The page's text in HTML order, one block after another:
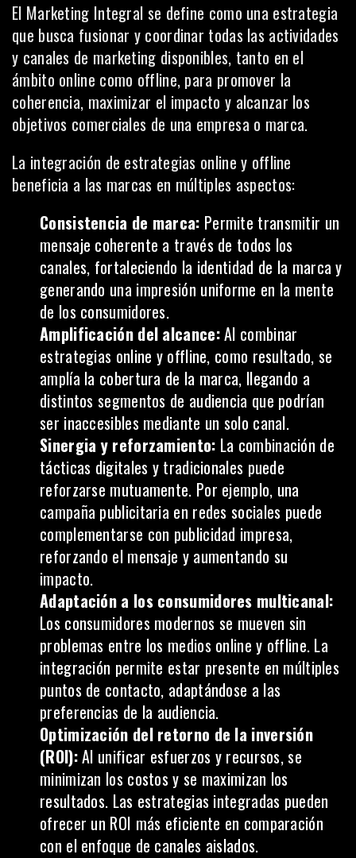
El Marketing Integral se define como una estrategia
que busca fusionar y coordinar todas las actividades
y canales de marketing disponibles, tanto en el
ámbito online como offline, para promover la
coherencia, maximizar el impacto y alcanzar los
objetivos comerciales de una empresa o marca.
La integración de estrategias online y offline
beneficia a las marcas en múltiples aspectos:
Consistencia de marca: Permite transmitir un
mensaje coherente a través de todos los
canales, fortaleciendo la identidad de la marcay
generando una impresión uniforme en la mente
de los consumidores.
Amplificación del alcance:Al combinar
estrategias online y offline, como resultado, se
amplía la cobertura de la marca, llegando a
distintos segmentos de audiencia que podrían
ser inaccesibles mediante un solo canal.
Sinergia y reforzamiento: La combinación de
tácticas digitales y tradicionales puede
reforzarse mutuamente. Por ejemplo, una
campaña publicitaria en redes sociales puede
complementarse con publicidad impresa,
reforzando el mensaje y aumentando su
impacto.
Adaptación a los consumidores multicanal:
Los consumidores modernos se mueven sin
problemas entre los medios online y offline. La
integración permite estar presente en múltiples
puntos de contacto, adaptándose a las
preferencias de la audiencia.
Optimización del retorno de la inversión
(ROI):Al unificar esfuerzos y recursos, se
minimizan los costos y se maximizan los
resultados. Las estrategias integradas pueden
ofrecer un ROI más eficiente en comparación
con el enfoque de canales aislados.